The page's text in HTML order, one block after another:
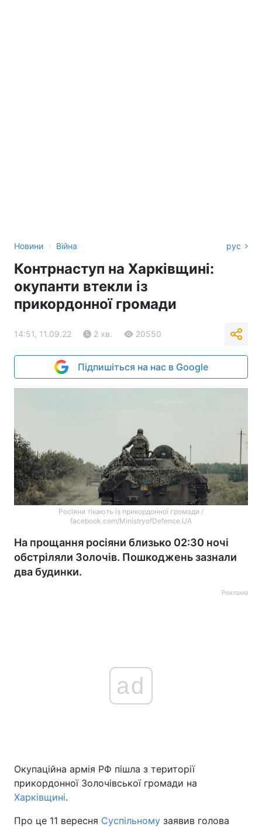
Новини › Війна рус
Контрнаступ на Харківщині:
окупанти втекли із
прикордонної громади
14:51, 11.09.22 2 хв. 20550
Підпишіться на нас в Google
Росіяни тікають із прикордонної громади /
facebook.com/MinistryofDefence.UA
На прощання росіяни близько 02:30 ночі
обстріляли Золочів. Пошкоджень зазнали
два будинки.
Реклама
ad
Окупаційна армія РФ пішла з території
прикордонної Золочівської громади на
Харківщині.
Про це 11 вересня Суспільному заявив голова